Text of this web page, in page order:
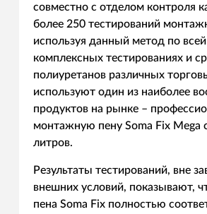
совместно с отделом контроля
более 250 тестирований
используя данный метод по
комплексных тестированиях и
полиуретанов различных
используют один из наиболее
продуктов на рынке –
монтажную пену Soma Fix Mega
литров.
Результаты тестирований, вне
внешних условий, показывают,
пена Soma Fix полностью